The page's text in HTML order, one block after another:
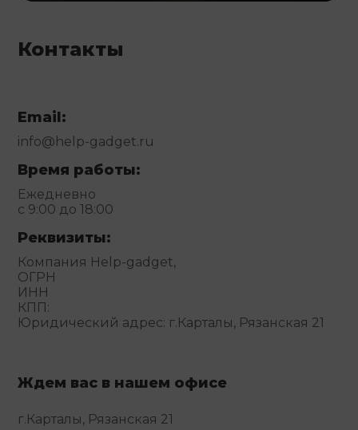
Контакты
Email:
info@help-gadget.ru
Время работы:
Ежедневно
с 9:00 до 18:00
Реквизиты:
Компания Help-gadget,
ОГРН
ИНН
КПП:
Юридический адрес: г.Карталы, Рязанская 21
Ждем вас в нашем офисе
г.Карталы, Рязанская 21